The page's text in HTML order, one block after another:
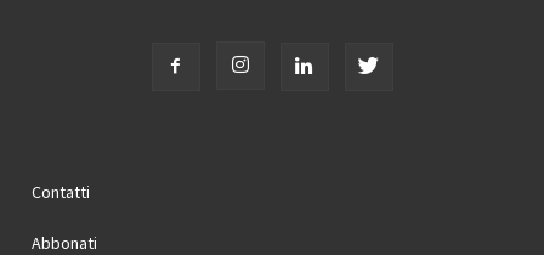
Contatti
Abbonati